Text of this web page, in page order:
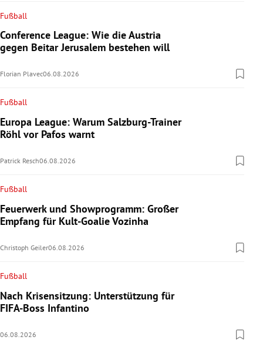
Fußball
Conference League: Wie die Austria
gegen Beitar Jerusalem bestehen will
Florian Plavec06.08.2026
Fußball
Europa League: Warum Salzburg-Trainer
Röhl vor Pafos warnt
Patrick Resch06.08.2026
Fußball
Feuerwerk und Showprogramm: Großer
Empfang für Kult-Goalie Vozinha
Christoph Geiler06.08.2026
Fußball
Nach Krisensitzung: Unterstützung für
FIFA-Boss Infantino
06.08.2026